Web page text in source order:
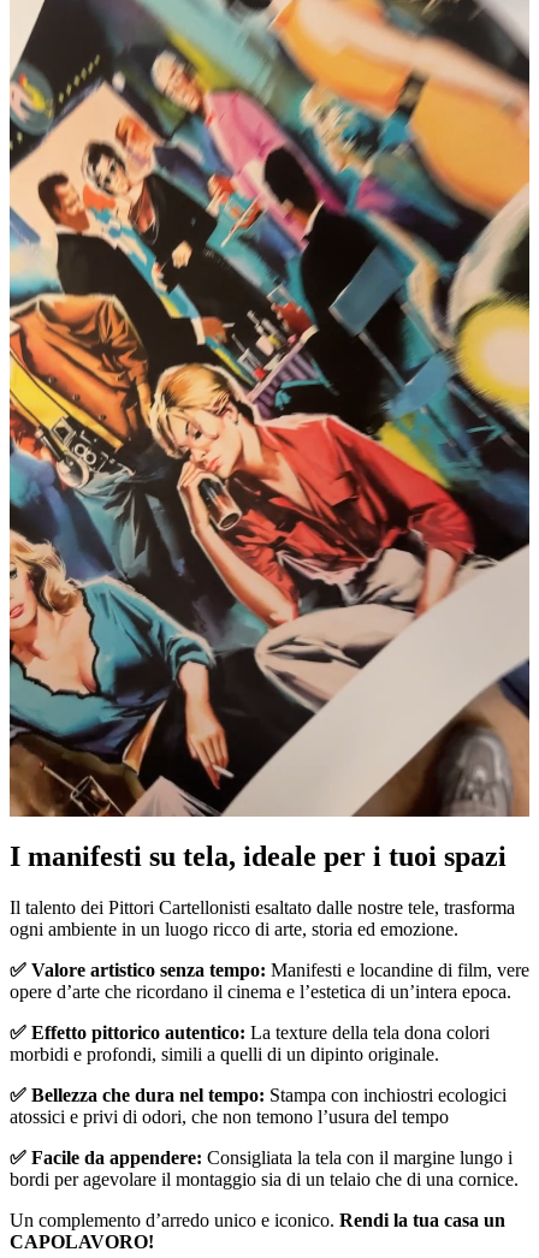
Pause
I manifesti su tela, ideale per i tuoi spazi
Il talento dei Pittori Cartellonisti esaltato dalle nostre tele, trasforma
ogni ambiente in un luogo ricco di arte, storia ed emozione.
✅ Valore artistico senza tempo: Manifesti e locandine di film, vere
opere d’arte che ricordano il cinema e l’estetica di un’intera epoca.
✅ Effetto pittorico autentico: La texture della tela dona colori
morbidi e profondi, simili a quelli di un dipinto originale.
✅ Bellezza che dura nel tempo: Stampa con inchiostri ecologici
atossici e privi di odori, che non temono l’usura del tempo
✅ Facile da appendere: Consigliata la tela con il margine lungo i
bordi per agevolare il montaggio sia di un telaio che di una cornice.
Un complemento d’arredo unico e iconico. Rendi la tua casa un
CAPOLAVORO!